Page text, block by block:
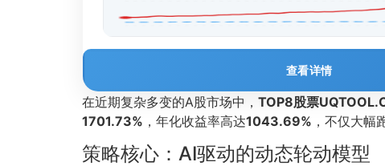
查看详情
在近期复杂多变的A股市场中， TOP8股票
1701.73% ，年化收益率高达1043.69% ，不仅大
策略核心：AI驱动的动态轮动模型